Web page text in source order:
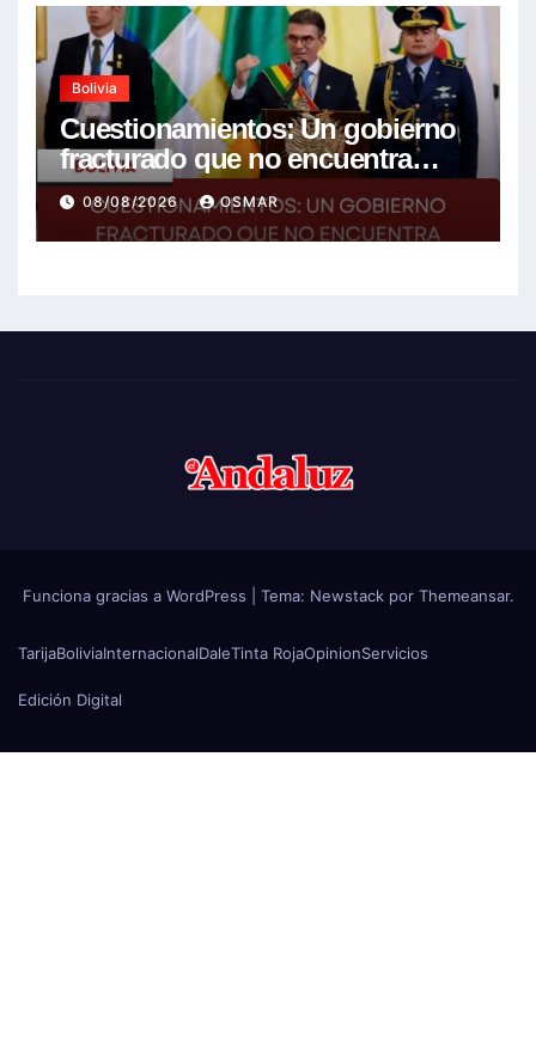
Bolivia
Cuestionamientos: Un gobierno
fracturado que no encuentra
soluciones a la crisis
08/08/2026 OSMAR
Funciona gracias a WordPress Tema: Newstackpor Themeansar.
TarijaBoliviaInternacionalDaleTinta RojaOpinionServicios
Edición Digital